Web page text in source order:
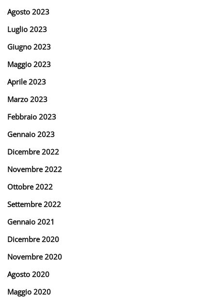
Agosto 2023
Luglio 2023
Giugno 2023
Maggio 2023
Aprile 2023
Marzo 2023
Febbraio 2023
Gennaio 2023
Dicembre 2022
Novembre 2022
Ottobre 2022
Settembre 2022
Gennaio 2021
Dicembre 2020
Novembre 2020
Agosto 2020
Maggio 2020